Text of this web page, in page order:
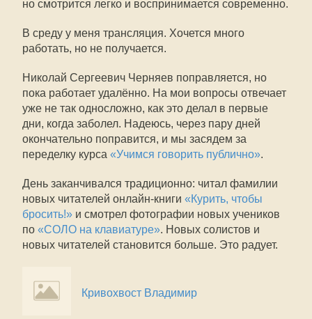
но смотрится легко и воспринимается современно.
В среду у меня трансляция. Хочется много
работать, но не получается.
Николай Сергеевич Черняев поправляется, но
пока работает удалённо. На мои вопросы отвечает
уже не так односложно, как это делал в первые
дни, когда заболел. Надеюсь, через пару дней
окончательно поправится, и мы засядем за
переделку курса «Учимся говорить публично».
День заканчивался традиционно: читал фамилии
новых читателей онлайн-книги «Курить, чтобы
бросить!» и смотрел фотографии новых учеников
по «СОЛО на клавиатуре». Новых солистов и
новых читателей становится больше. Это радует.
Кривохвост Владимир